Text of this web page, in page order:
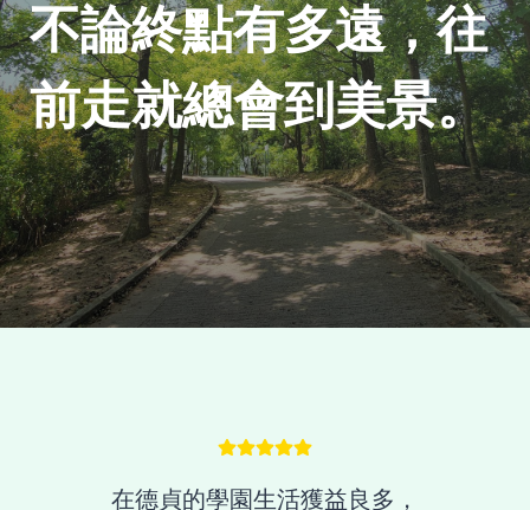
不論終點有多遠，往
前走就總會到美景。
在德貞的學園生活獲益良多，